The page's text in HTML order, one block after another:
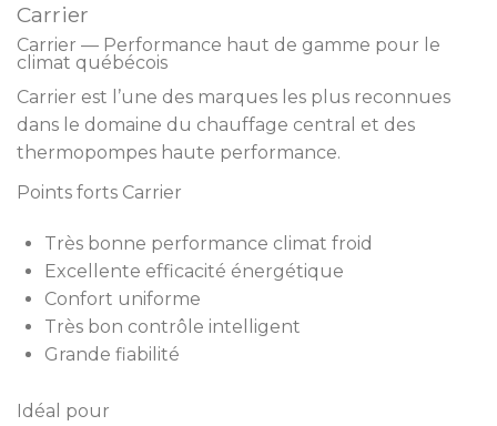
Carrier
Carrier — Performance haut de gamme pour le
climat québécois
Carrier est l’une des marques les plus reconnues
dans le domaine du chauffage central et des
thermopompes haute performance.
Points forts Carrier
Très bonne performance climat froid
Excellente efficacité énergétique
Confort uniforme
Très bon contrôle intelligent
Grande fiabilité
Idéal pour